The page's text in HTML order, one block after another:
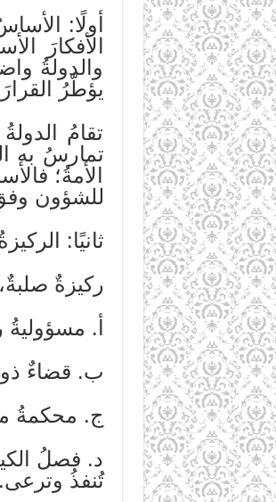
أولًا:
الأفكارَ
والدولةُ
يؤطّرُ
تقامُ
تمارسُ به
الأمةُ؛
للشؤون وفق
ثانيًا:
ركيزةٌ
أ. مسؤوليةُ
ب. قضاءٌ ذو
ج. محكمةُ
د. فصلُ
تُنفذُ وترعى.